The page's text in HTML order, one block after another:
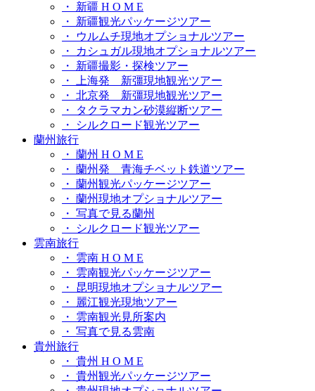
・ 新疆 H O M E
・ 新疆観光パッケージツアー
・ ウルムチ現地オプショナルツアー
・ カシュガル現地オプショナルツアー
・ 新疆撮影・探検ツアー
・ 上海発 新彊現地観光ツアー
・ 北京発 新彊現地観光ツアー
・ タクラマカン砂漠縦断ツアー
・ シルクロード観光ツアー
蘭州旅行
・ 蘭州 H O M E
・ 蘭州発 青海チベット鉄道ツアー
・ 蘭州観光パッケージツアー
・ 蘭州現地オプショナルツアー
・ 写真で見る蘭州
・ シルクロード観光ツアー
雲南旅行
・ 雲南 H O M E
・ 雲南観光パッケージツアー
・ 昆明現地オプショナルツアー
・ 麗江観光現地ツアー
・ 雲南観光見所案内
・ 写真で見る雲南
貴州旅行
・ 貴州 H O M E
・ 貴州観光パッケージツアー